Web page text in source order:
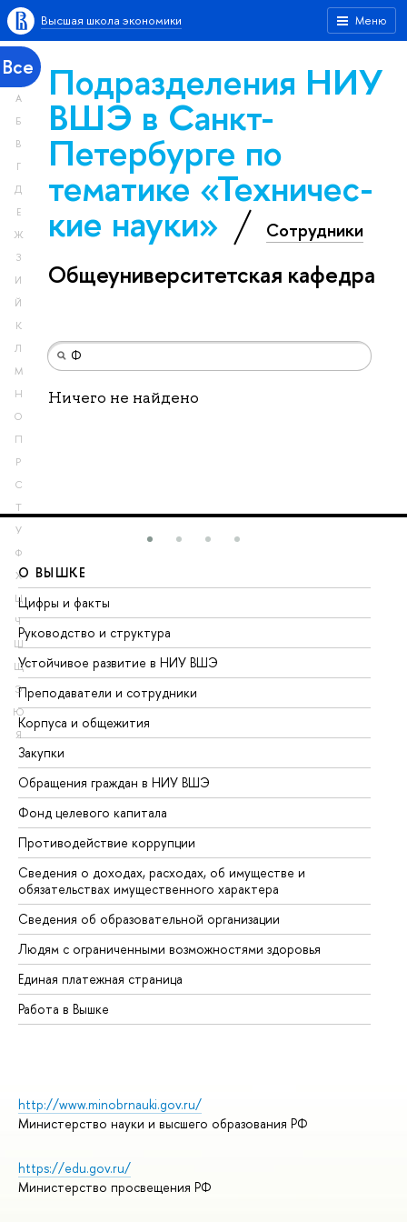
Меню
Высшая школа экономики
Все
А
Б
В
Г
Д
Е
Ж
З
И
Й
К
Л
М
Н
О
П
Р
С
Т
У
Ф
Х
Ц
Ч
Ш
Щ
Э
Ю
Я
Подразделения НИУ
ВШЭ в Санкт-
Петербурге по
тематике «Тех­ничес­
кие науки» Сотрудники
Общеуниверситетская кафедра
Ничего не найдено
О ВЫШКЕ
Цифры и факты
Руководство и структура
Устойчивое развитие в НИУ ВШЭ
Преподаватели и сотрудники
Корпуса и общежития
Закупки
Обращения граждан в НИУ ВШЭ
Фонд целевого капитала
Противодействие коррупции
Сведения о доходах, расходах, об имуществе и
обязательствах имущественного характера
Сведения об образовательной организации
Людям с ограниченными возможностями здоровья
Единая платежная страница
Работа в Вышке
http://www.minobrnauki.gov.ru/
Министерство науки и высшего образования РФ
https://edu.gov.ru/
Министерство просвещения РФ